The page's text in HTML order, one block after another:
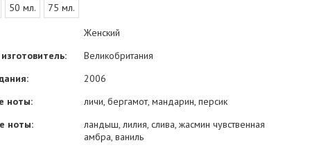
50 мл.
75 мл.
Женский
Великобритания
2006
ноты:
личи, бергамот, мандарин, персик
ноты:
ландыш, лилия, слива, жасмин чувственная
амбра, ваниль